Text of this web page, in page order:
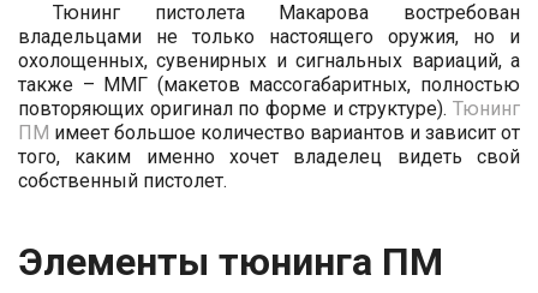
Тюнинг пистолета Макарова востребован
владельцами не только настоящего оружия, но и
охолощенных, сувенирных и сигнальных вариаций, а
также – ММГ (макетов массогабаритных, полностью
повторяющих оригинал по форме и структуре). Тюнинг
ПМ имеет большое количество вариантов и зависит от
того, каким именно хочет владелец видеть свой
собственный пистолет.
Элементы тюнинга ПМ